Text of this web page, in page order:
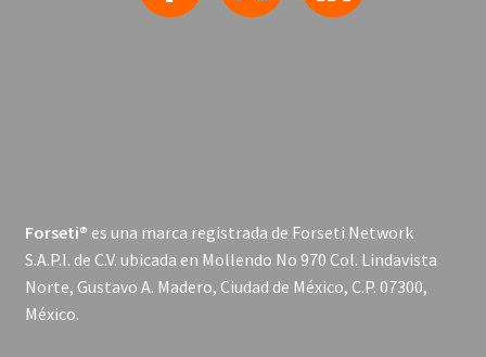
Forseti® es una marca registrada de Forseti Network
S.A.P.I. de C.V. ubicada en Mollendo No 970 Col. Lindavista
Norte, Gustavo A. Madero, Ciudad de México, C.P. 07300,
México.